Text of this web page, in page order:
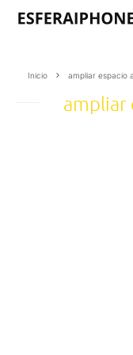
Inicio ampliar espacio
ampliar